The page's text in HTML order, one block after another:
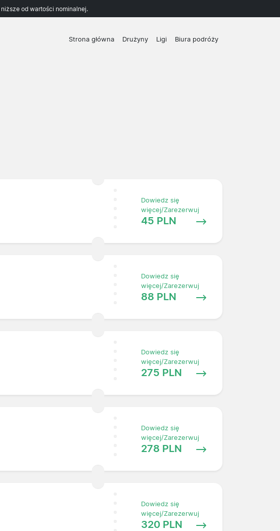
od wartości nominalnej.
Strona główna Drużyny Ligi Biura podróży
Dowiedz się
więcej/Zarezerwuj
45 PLN
Dowiedz się
więcej/Zarezerwuj
88 PLN
Dowiedz się
więcej/Zarezerwuj
275 PLN
Dowiedz się
więcej/Zarezerwuj
278 PLN
Dowiedz się
więcej/Zarezerwuj
320 PLN